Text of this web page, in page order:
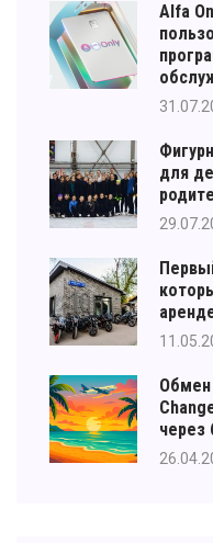
Alfa
для
Обмен
через